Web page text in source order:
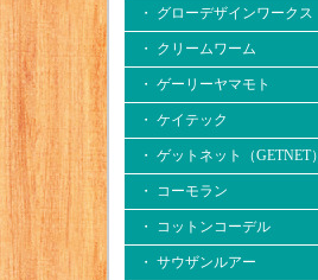
・ グローデザインワークス
・ クリームワーム
・ ゲーリーヤマモト
・ ケイテック
・ ゲットネット（GETNET）
・ コーモラン
・ コットンコーデル
・ サウザンルアー